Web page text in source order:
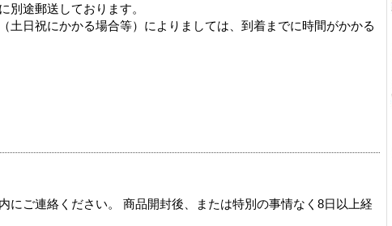
別途郵送しております。
土日祝にかかる場合等）によりましては、到着までに時間がかかる
にご連絡ください。 商品開封後、または特別の事情なく8日以上経